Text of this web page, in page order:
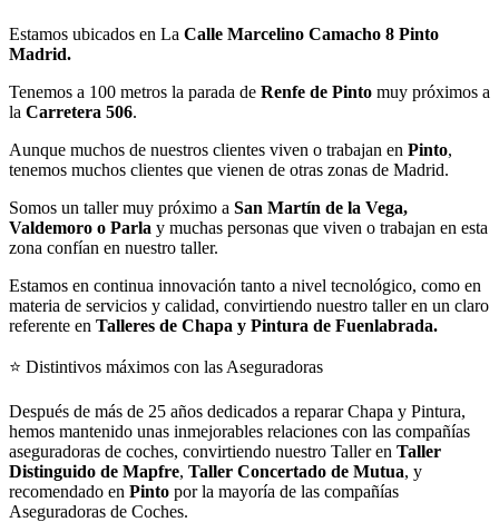
Estamos ubicados en La Calle Marcelino Camacho 8 Pinto
Madrid.
Tenemos a 100 metros la parada de Renfe de Pinto muy próximos a
la Carretera 506.
Aunque muchos de nuestros clientes viven o trabajan en Pinto,
tenemos muchos clientes que vienen de otras zonas de Madrid.
Somos un taller muy próximo a San Martín de la Vega,
Valdemoro o Parla y muchas personas que viven o trabajan en esta
zona confían en nuestro taller.
Estamos en continua innovación tanto a nivel tecnológico, como en
materia de servicios y calidad, convirtiendo nuestro taller en un claro
referente en Talleres de Chapa y Pintura de Fuenlabrada.
⭐ Distintivos máximos con las Aseguradoras
Después de más de 25 años dedicados a reparar Chapa y Pintura,
hemos mantenido unas inmejorables relaciones con las compañías
aseguradoras de coches, convirtiendo nuestro Taller en Taller
Distinguido de Mapfre, Taller Concertado de Mutua, y
recomendado en Pinto por la mayoría de las compañías
Aseguradoras de Coches.